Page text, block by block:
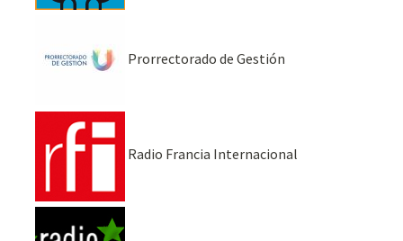
Prorrectorado de Gestión
Radio Francia Internacional